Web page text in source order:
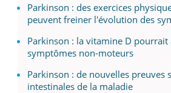
Parkinson : des exercices
peuvent freiner l'évolution des
Parkinson : la vitamine D
symptômes non-moteurs
Parkinson : de nouvelles preuves
intestinales de la maladie